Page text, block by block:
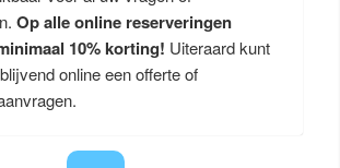
Op alle online reserveringen
10% korting! Uiteraard kunt
online een offerte of